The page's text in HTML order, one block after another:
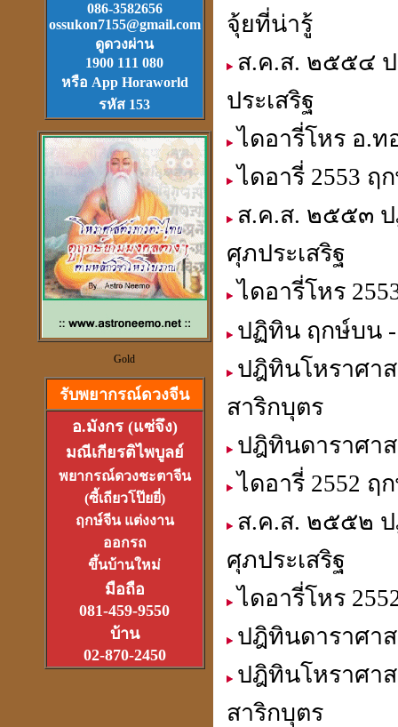
Downloadฟรี.
ตลับเมตรไฮเทค (ดีที่สุดใน
โลก)วัดได้ยาวไกลที่สุด
วัตุถุมงคล
เสริมดวง แก้ชง
สะเดาะเคาะห์ ต่อชะตา
ดวงจีนและฮวงจุ้ย
ที่เป็นวิทยาศาสตร์
อาจารย์อ๊อดวัดสายไหม
เจ้าตำรับตระกรุดลูกปืน
(1ส.ค.2550)
หลวงหนุ่ย
ที่สุดแห่งเจ้าพิธีเทวาภิเษก
จตุคามราเทพ27 มิ.ย.2550
086-3582656
ossukon7155@gmail.com
ดูดวงผ่าน
1900 111 080
หรือ App Horaworld
รหัส 153
Gold
รับพยากรณ์ดวงจีน
อ.มังกร (แซ่จึง)
มณีเกียรติไพบูลย์
พยากรณ์ดวงชะตาจีน
(ซี้เถียวโป๊ยยี่)
ฤกษ์จีน แต่งงาน
ออกรถ
ขึ้นบ้านใหม่
มือถือ
081-459-9550
บ้าน
02-870-2450
จุ้ยที่น่ารู้
ส.ค.ส. ๒๕๕๔
ประเสริฐ
ไดอารี่โหร อ.ท
ไดอารี่ 2553
ส.ค.ส. ๒๕๕๓ ป
ศุภประเสริฐ
ไดอารี่โหร
ปฏิทิน ฤกษ์บน
ปฎิทินโหราศา
สาริกบุตร
ปฎิทินดาราศา
ไดอารี่ 2552
ส.ค.ส. ๒๕๕๒ ป
ศุภประเสริฐ
ไดอารี่โหร
ปฎิทินดาราศาส
ปฎิทินโหราศา
สาริกบุตร